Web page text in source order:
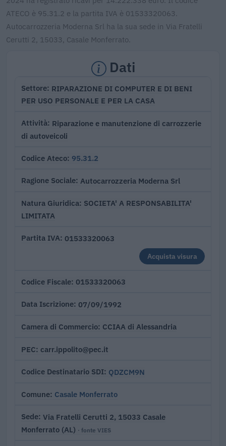
ATECO è 95.31.2 e la partita IVA è 01533320063.
Autocarrozzeria Moderna Srl ha la sua sede in Via Fratelli
Cerutti 2, 15033, Casale Monferrato.
Dati
Settore RIPARAZIONE DI COMPUTER E DI BENI
PER USO PERSONALE E PER LA CASA
Attività Riparazione e manutenzione di carrozzerie
di autoveicoli
Codice Ateco 95.31.2
Ragione Sociale Autocarrozzeria Moderna Srl
Natura Giuridica SOCIETA' A RESPONSABILITA'
LIMITATA
Partita IVA 01533320063
Acquista visura
Codice Fiscale 01533320063
Data Iscrizione 07/09/1992
Camera di Commercio CCIAA di Alessandria
PEC carr.ippolito@pec.it
Codice Destinatario SDI QDZCM9N
Comune Casale Monferrato
Sede Via Fratelli Cerutti 2, 15033 Casale
Monferrato (AL) · fonte VIES